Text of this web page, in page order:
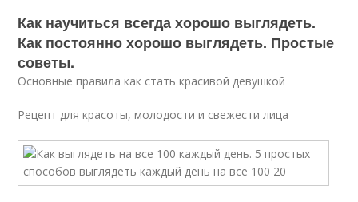
Как научиться всегда хорошо выглядеть.
Как постоянно хорошо выглядеть. Простые
советы.
Основные правила как стать красивой девушкой
Рецепт для красоты, молодости и свежести лица